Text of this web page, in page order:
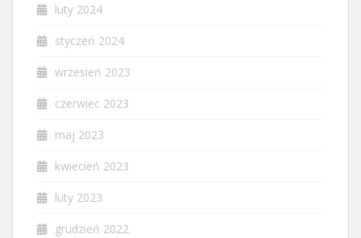
luty 2024
styczeń 2024
wrzesień 2023
czerwiec 2023
maj 2023
kwiecień 2023
luty 2023
grudzień 2022